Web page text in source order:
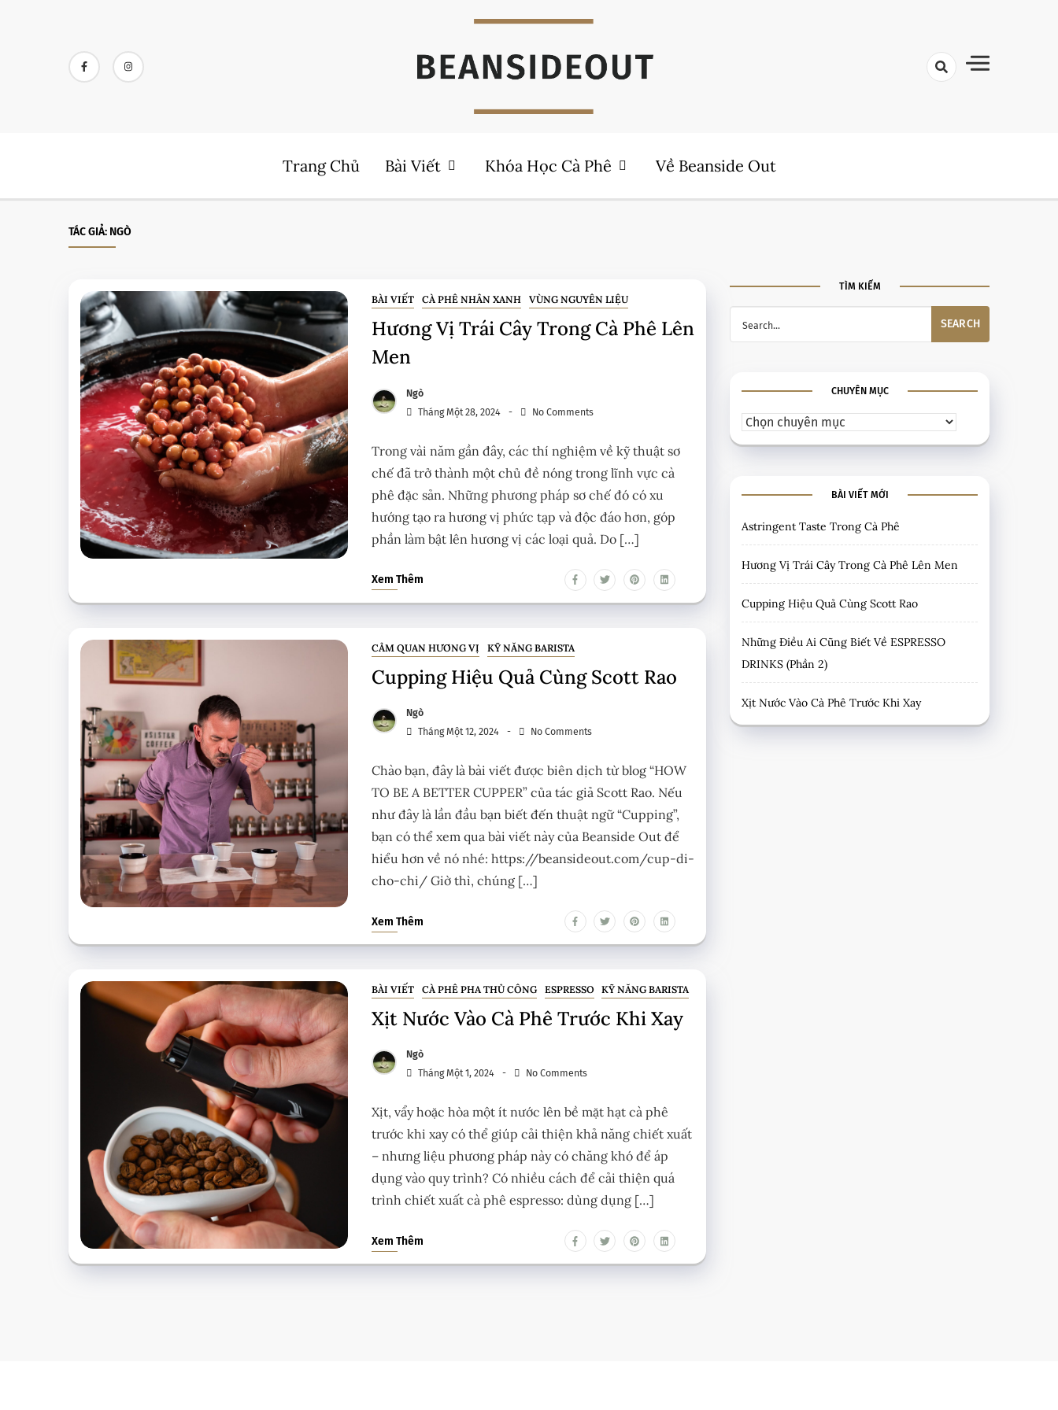
Beanside Out
Trang Chủ Bài Viết Khóa Học Cà Phê Về Beanside Out
TÁC GIẢ: NGÒ
BÀI VIẾT CÀ PHÊ NHÂN XANH VÙNG NGUYÊN LIỆU
Hương Vị Trái Cây Trong Cà Phê Lên
Men
Ngò
Tháng Một 28, 2024
No Comments
Trong vài năm gần đây, các thí nghiệm về kỹ thuật sơ
chế đã trở thành một chủ đề nóng trong lĩnh vực cà
phê đặc sản. Những phương pháp sơ chế đó có xu
hướng tạo ra hương vị phức tạp và độc đáo hơn, góp
phần làm bật lên hương vị các loại quả. Do […]
Xem Thêm
CẢM QUAN HƯƠNG VỊ KỸ NĂNG BARISTA
Cupping Hiệu Quả Cùng Scott Rao
Ngò
Tháng Một 12, 2024
No Comments
Chào bạn, đây là bài viết được biên dịch từ blog “HOW
TO BE A BETTER CUPPER” của tác giả Scott Rao. Nếu
như đây là lần đầu bạn biết đến thuật ngữ “Cupping”,
bạn có thể xem qua bài viết này của Beanside Out để
hiểu hơn về nó nhé: https://beansideout.com/cup-di-
cho-chi/ Giờ thì, chúng […]
Xem Thêm
BÀI VIẾT CÀ PHÊ PHA THỦ CÔNG ESPRESSO KỸ NĂNG BARISTA
Xịt Nước Vào Cà Phê Trước Khi Xay
Ngò
Tháng Một 1, 2024
No Comments
Xịt, vẩy hoặc hòa một ít nước lên bề mặt hạt cà phê
trước khi xay có thể giúp cải thiện khả năng chiết xuất
– nhưng liệu phương pháp này có chăng khó để áp
dụng vào quy trình? Có nhiều cách để cải thiện quá
trình chiết xuất cà phê espresso: dùng dụng […]
Xem Thêm
TÌM KIẾM
CHUYÊN MỤC
BÀI VIẾT MỚI
Astringent Taste Trong Cà Phê
Hương Vị Trái Cây Trong Cà Phê Lên Men
Cupping Hiệu Quả Cùng Scott Rao
Những Điều Ai Cũng Biết Về ESPRESSO
DRINKS (Phần 2)
Xịt Nước Vào Cà Phê Trước Khi Xay